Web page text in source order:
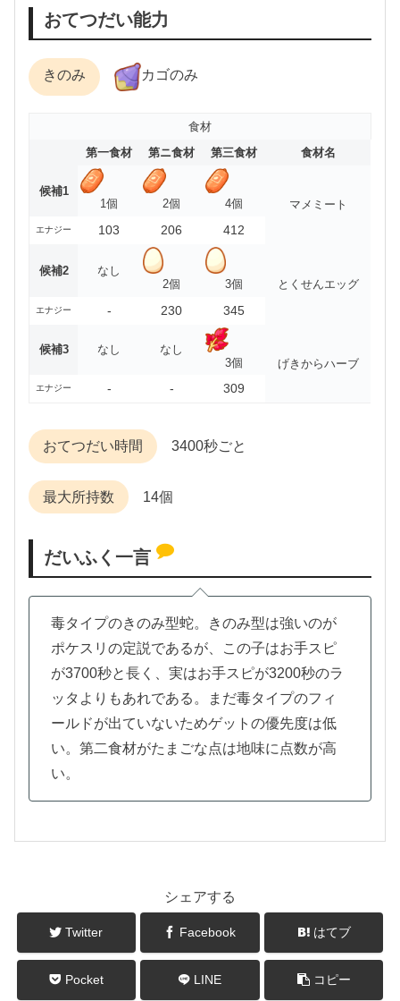
おてつだい能力
きのみ カゴのみ
食材
第一食材
第ニ食材 第三食材 食材名
候補1
1個
2個 4個 マメミート
エナジー 103 206 412
候補2
なし
2個
3個 とくせんエッグ
エナジー - 230 345
候補3 なし
なし
3個
げきからハーブ
エナジー - - 309
おてつだい時間 3400秒ごと
最大所持数 14個
だいふく一言
毒タイプのきのみ型蛇。きのみ型は強いのが
ポケスリの定説であるが、この子はお手スピ
が3700秒と長く、実はお手スピが3200秒のラ
ッタよりもあれである。まだ毒タイプのフィ
ールドが出ていないためゲットの優先度は低
い。第二食材がたまごな点は地味に点数が高
い。
シェアする
Twitter Facebook はてブ
Pocket LINE コピー